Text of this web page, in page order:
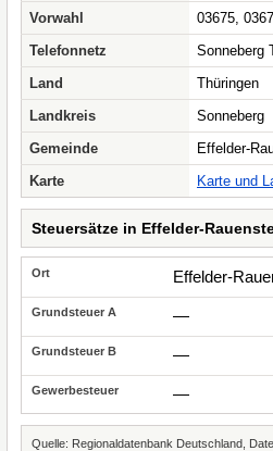
Vorwahl
03675,
Telefonnetz
Sonneberg
Land
Thüringen
Landkreis
Sonneberg
Gemeinde
Effelder-
Karte
Karte und
Steuersätze in Effelder-
Effelder-
—
—
—
Quelle: Regionaldatenbank Deutschland,